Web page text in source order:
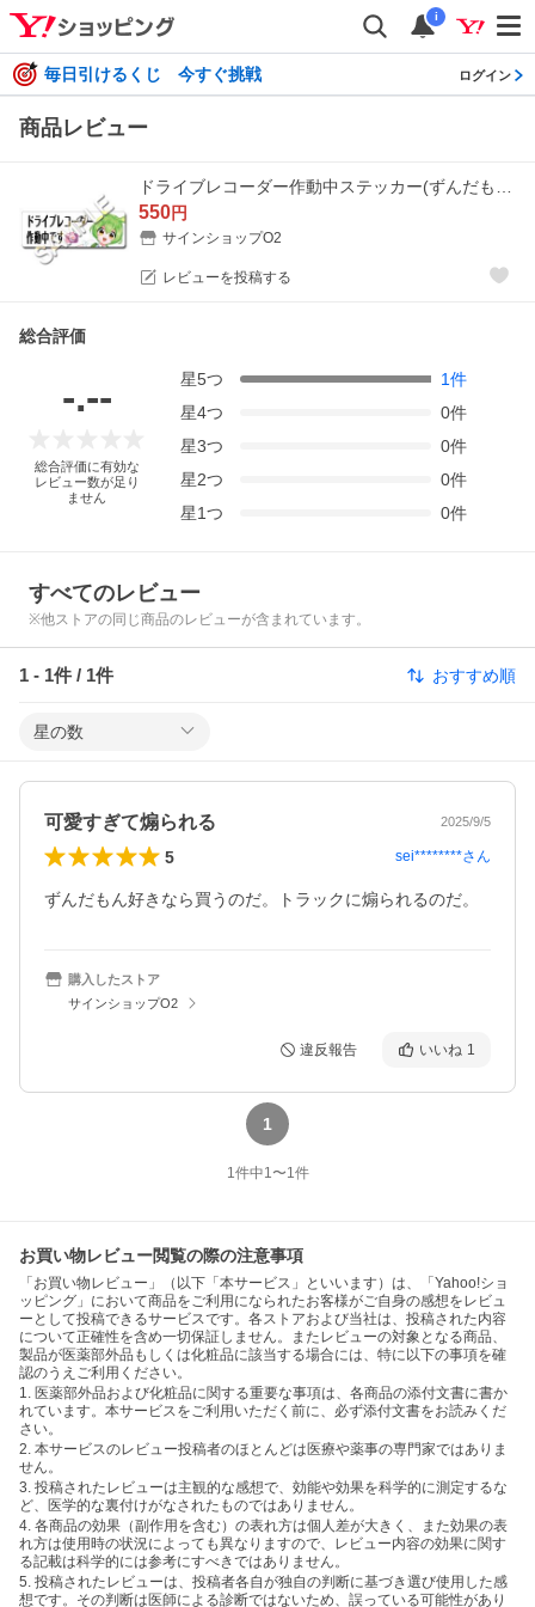
i
毎日引けるくじ 今すぐ挑戦 ログイン
商品レビュー
550円
サインショップO2
レビューを投稿する
総合評価
-.--
総合評価に有効な
レビュー数が足り
ません
星5つ 1件
星4つ 0件
星3つ 0件
星2つ 0件
星1つ 0件
すべてのレビュー
※他ストアの同じ商品のレビューが含まれています。
1 - 1件 / 1件 おすすめ順
星の数
可愛すぎて煽られる 2025/9/5
5 sei********さん
ずんだもん好きなら買うのだ。トラックに煽られるのだ。
購入したストア
サインショップO2
違反報告 いいね 1
1
1件中1〜1件
お買い物レビュー閲覧の際の注意事項
「お買い物レビュー」（以下「本サービス」といいます）は、「Yahoo!ショ
ッピング」において商品をご利用になられたお客様がご自身の感想をレビュ
ーとして投稿できるサービスです。各ストアおよび当社は、投稿された内容
について正確性を含め一切保証しません。またレビューの対象となる商品、
製品が医薬部外品もしくは化粧品に該当する場合には、特に以下の事項を確
認のうえご利用ください。
1. 医薬部外品および化粧品に関する重要な事項は、各商品の添付文書に書か
れています。本サービスをご利用いただく前に、必ず添付文書をお読みくだ
さい。
2. 本サービスのレビュー投稿者のほとんどは医療や薬事の専門家ではありま
せん。
3. 投稿されたレビューは主観的な感想で、効能や効果を科学的に測定するな
ど、医学的な裏付けがなされたものではありません。
4. 各商品の効果（副作用を含む）の表れ方は個人差が大きく、また効果の表
れ方は使用時の状況によっても異なりますので、レビュー内容の効果に関す
る記載は科学的には参考にすべきではありません。
5. 投稿されたレビューは、投稿者各自が独自の判断に基づき選び使用した感
想です。その判断は医師による診断ではないため、誤っている可能性があり